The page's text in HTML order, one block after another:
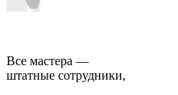
Все мастера —
штатные сотрудники,